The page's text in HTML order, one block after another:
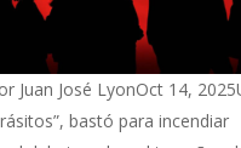
Juan José LyonOct 14,
bastó para incendiar